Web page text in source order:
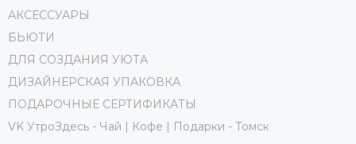
АКСЕССУАРЫ
БЬЮТИ
ДЛЯ СОЗДАНИЯ УЮТА
ДИЗАЙНЕРСКАЯ УПАКОВКА
ПОДАРОЧНЫЕ СЕРТИФИКАТЫ
VK УтроЗдесь - Чай | Кофе | Подарки - Томск